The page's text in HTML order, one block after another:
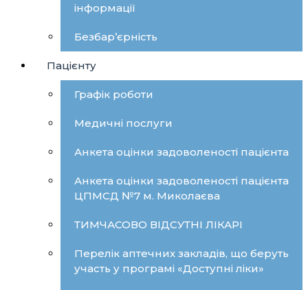
інформації
Безбар’єрність
Пацієнту
Графік роботи
Медичні послуги
Анкета оцінки задоволеності пацієнта
Анкета оцінки задоволеності пацієнта
ЦПМСД №7 м. Миколаєва
ТИМЧАСОВО ВІДСУТНІ ЛІКАРІ
Перелік аптечних закладів, що беруть
участь у програмі «Доступні ліки»